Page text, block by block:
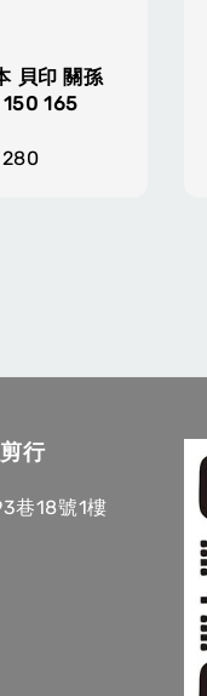
貝印 關孫
165
行
巷18號1樓